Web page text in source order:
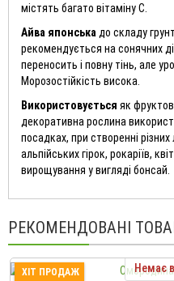
містять багато вітаміну С.
Айва японськадо складу
рекомендується на сонячних
переносить і повну тінь, але
Морозостійкість висока.
Використовується як
декоративна рослина
посадках, при створенні
альпійських гірок, рокаріїв,
вирощування у вигляді бонсай.
РЕКОМЕНДОВАНІ
ХІТ ПРОДАЖ Немає